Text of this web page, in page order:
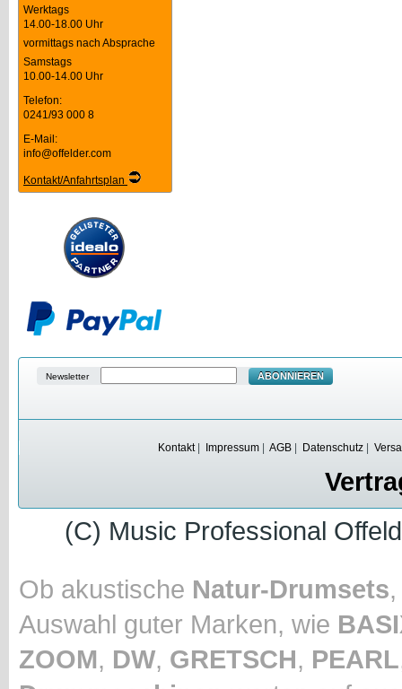
Werktags
14.00-18.00 Uhr
vormittags nach Absprache
Samstags
10.00-14.00 Uhr
Telefon:
0241/93 000 8
E-Mail:
info@offelder.com
Kontakt/Anfahrtsplan
Newsletter ABONNIEREN
Kontakt| Impressum AGB Datenschutz
(C) Music Professional
Ob akustische Natur-Drumsets
Auswahl guter Marken, wie
ZOOM, DW, GRETSCH, PEARL